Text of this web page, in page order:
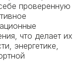
проверенную
что делает их
энергетике,